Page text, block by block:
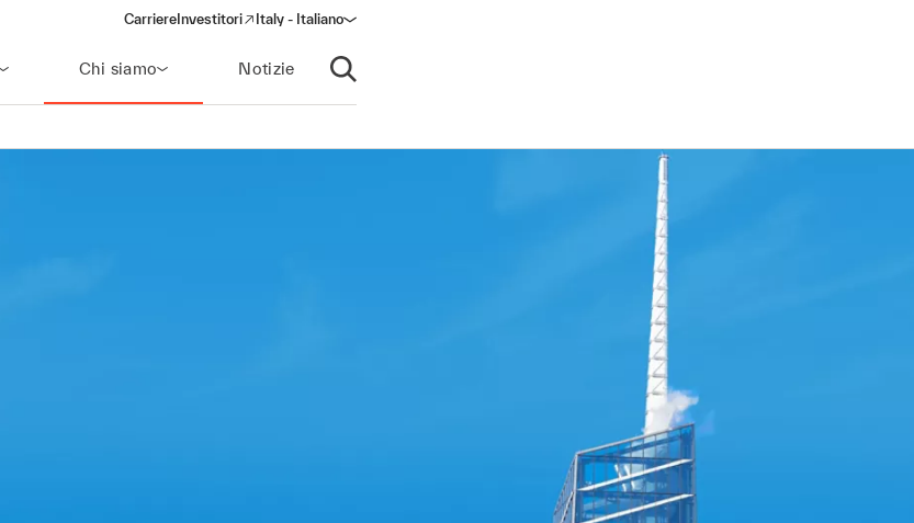
CarriereInvestitori
(opens in a new window)
Italy - Italiano
Chi siamo Notizie
Apri ricerca